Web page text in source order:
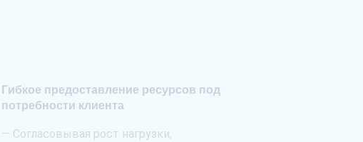
Гибкое предоставление ресурсов под
потребности клиента
— Согласовывая рост нагрузки,